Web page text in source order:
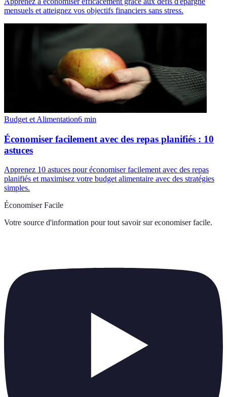
mensuels et atteignez vos objectifs financiers sans stress.
Budget et Alimentation6 min
Économiser facilement avec des repas planifiés : 10
astuces
Apprenez 10 astuces pour économiser facilement avec des repas
planifiés et maximisez votre budget alimentaire avec des stratégies
simples.
Économiser Facile
Votre source d'information pour tout savoir sur economiser facile.